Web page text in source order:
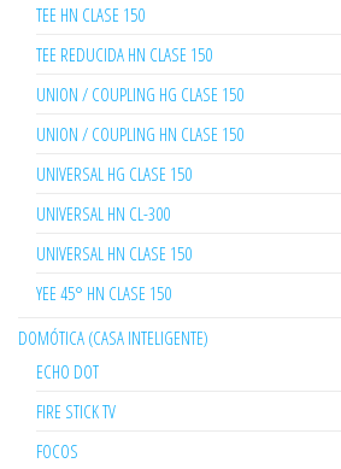
TEE HN CLASE 150
TEE REDUCIDA HN CLASE 150
UNION / COUPLING HG CLASE 150
UNION / COUPLING HN CLASE 150
UNIVERSAL HG CLASE 150
UNIVERSAL HN CL-300
UNIVERSAL HN CLASE 150
YEE 45° HN CLASE 150
DOMÓTICA (CASA INTELIGENTE)
ECHO DOT
FIRE STICK TV
FOCOS